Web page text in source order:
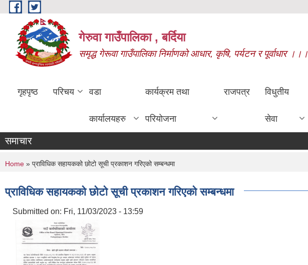
Skip to main content
गेरुवा गाउँपालिका , बर्दिया
समृद्ध गेरूवा गाउँपालिका निर्माणको आधार, कृषि, पर्यटन र पूर्वाधार ।।।
गृहपृष्ठ परिचय वडा
कार्यालयहरु
कार्यक्रम तथा
परियोजना
राजपत्र विधुतीय
सेवा
समाचार
You are here
Home » प्राविधिक सहायकको छोटो सूची प्रकाशन गरिएको सम्बन्धमा
प्राविधिक सहायकको छोटो सूची प्रकाशन गरिएको सम्बन्धमा
Submitted on: Fri, 11/03/2023 - 13:59